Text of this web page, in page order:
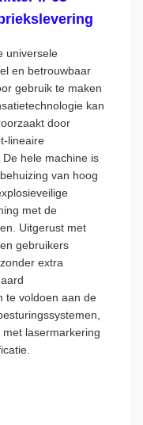
universele
en betrouwbaar
gebruik te maken
kan
door
lineaire
hele machine is
van hoog
met de
Uitgerust met
gebruikers
extra
te voldoen aan de
lasermarkering